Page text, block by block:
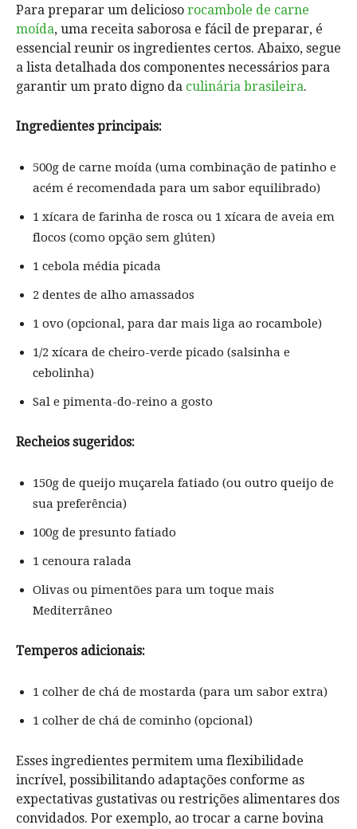
Para preparar um delicioso rocambole de carne
moída, uma receita saborosa e fácil de preparar, é
essencial reunir os ingredientes certos. Abaixo, segue
a lista detalhada dos componentes necessários para
garantir um prato digno da culinária brasileira.
Ingredientes principais:
500g de carne moída (uma combinação de patinho e
acém é recomendada para um sabor equilibrado)
1 xícara de farinha de rosca ou 1 xícara de aveia em
flocos (como opção sem glúten)
1 cebola média picada
2 dentes de alho amassados
1 ovo (opcional, para dar mais liga ao rocambole)
1/2 xícara de cheiro-verde picado (salsinha e
cebolinha)
Sal e pimenta-do-reino a gosto
Recheios sugeridos:
150g de queijo muçarela fatiado (ou outro queijo de
sua preferência)
100g de presunto fatiado
1 cenoura ralada
Olivas ou pimentões para um toque mais
Mediterrâneo
Temperos adicionais:
1 colher de chá de mostarda (para um sabor extra)
1 colher de chá de cominho (opcional)
Esses ingredientes permitem uma flexibilidade
incrível, possibilitando adaptações conforme as
expectativas gustativas ou restrições alimentares dos
convidados. Por exemplo, ao trocar a carne bovina